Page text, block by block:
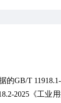
GB/T
2025《工业